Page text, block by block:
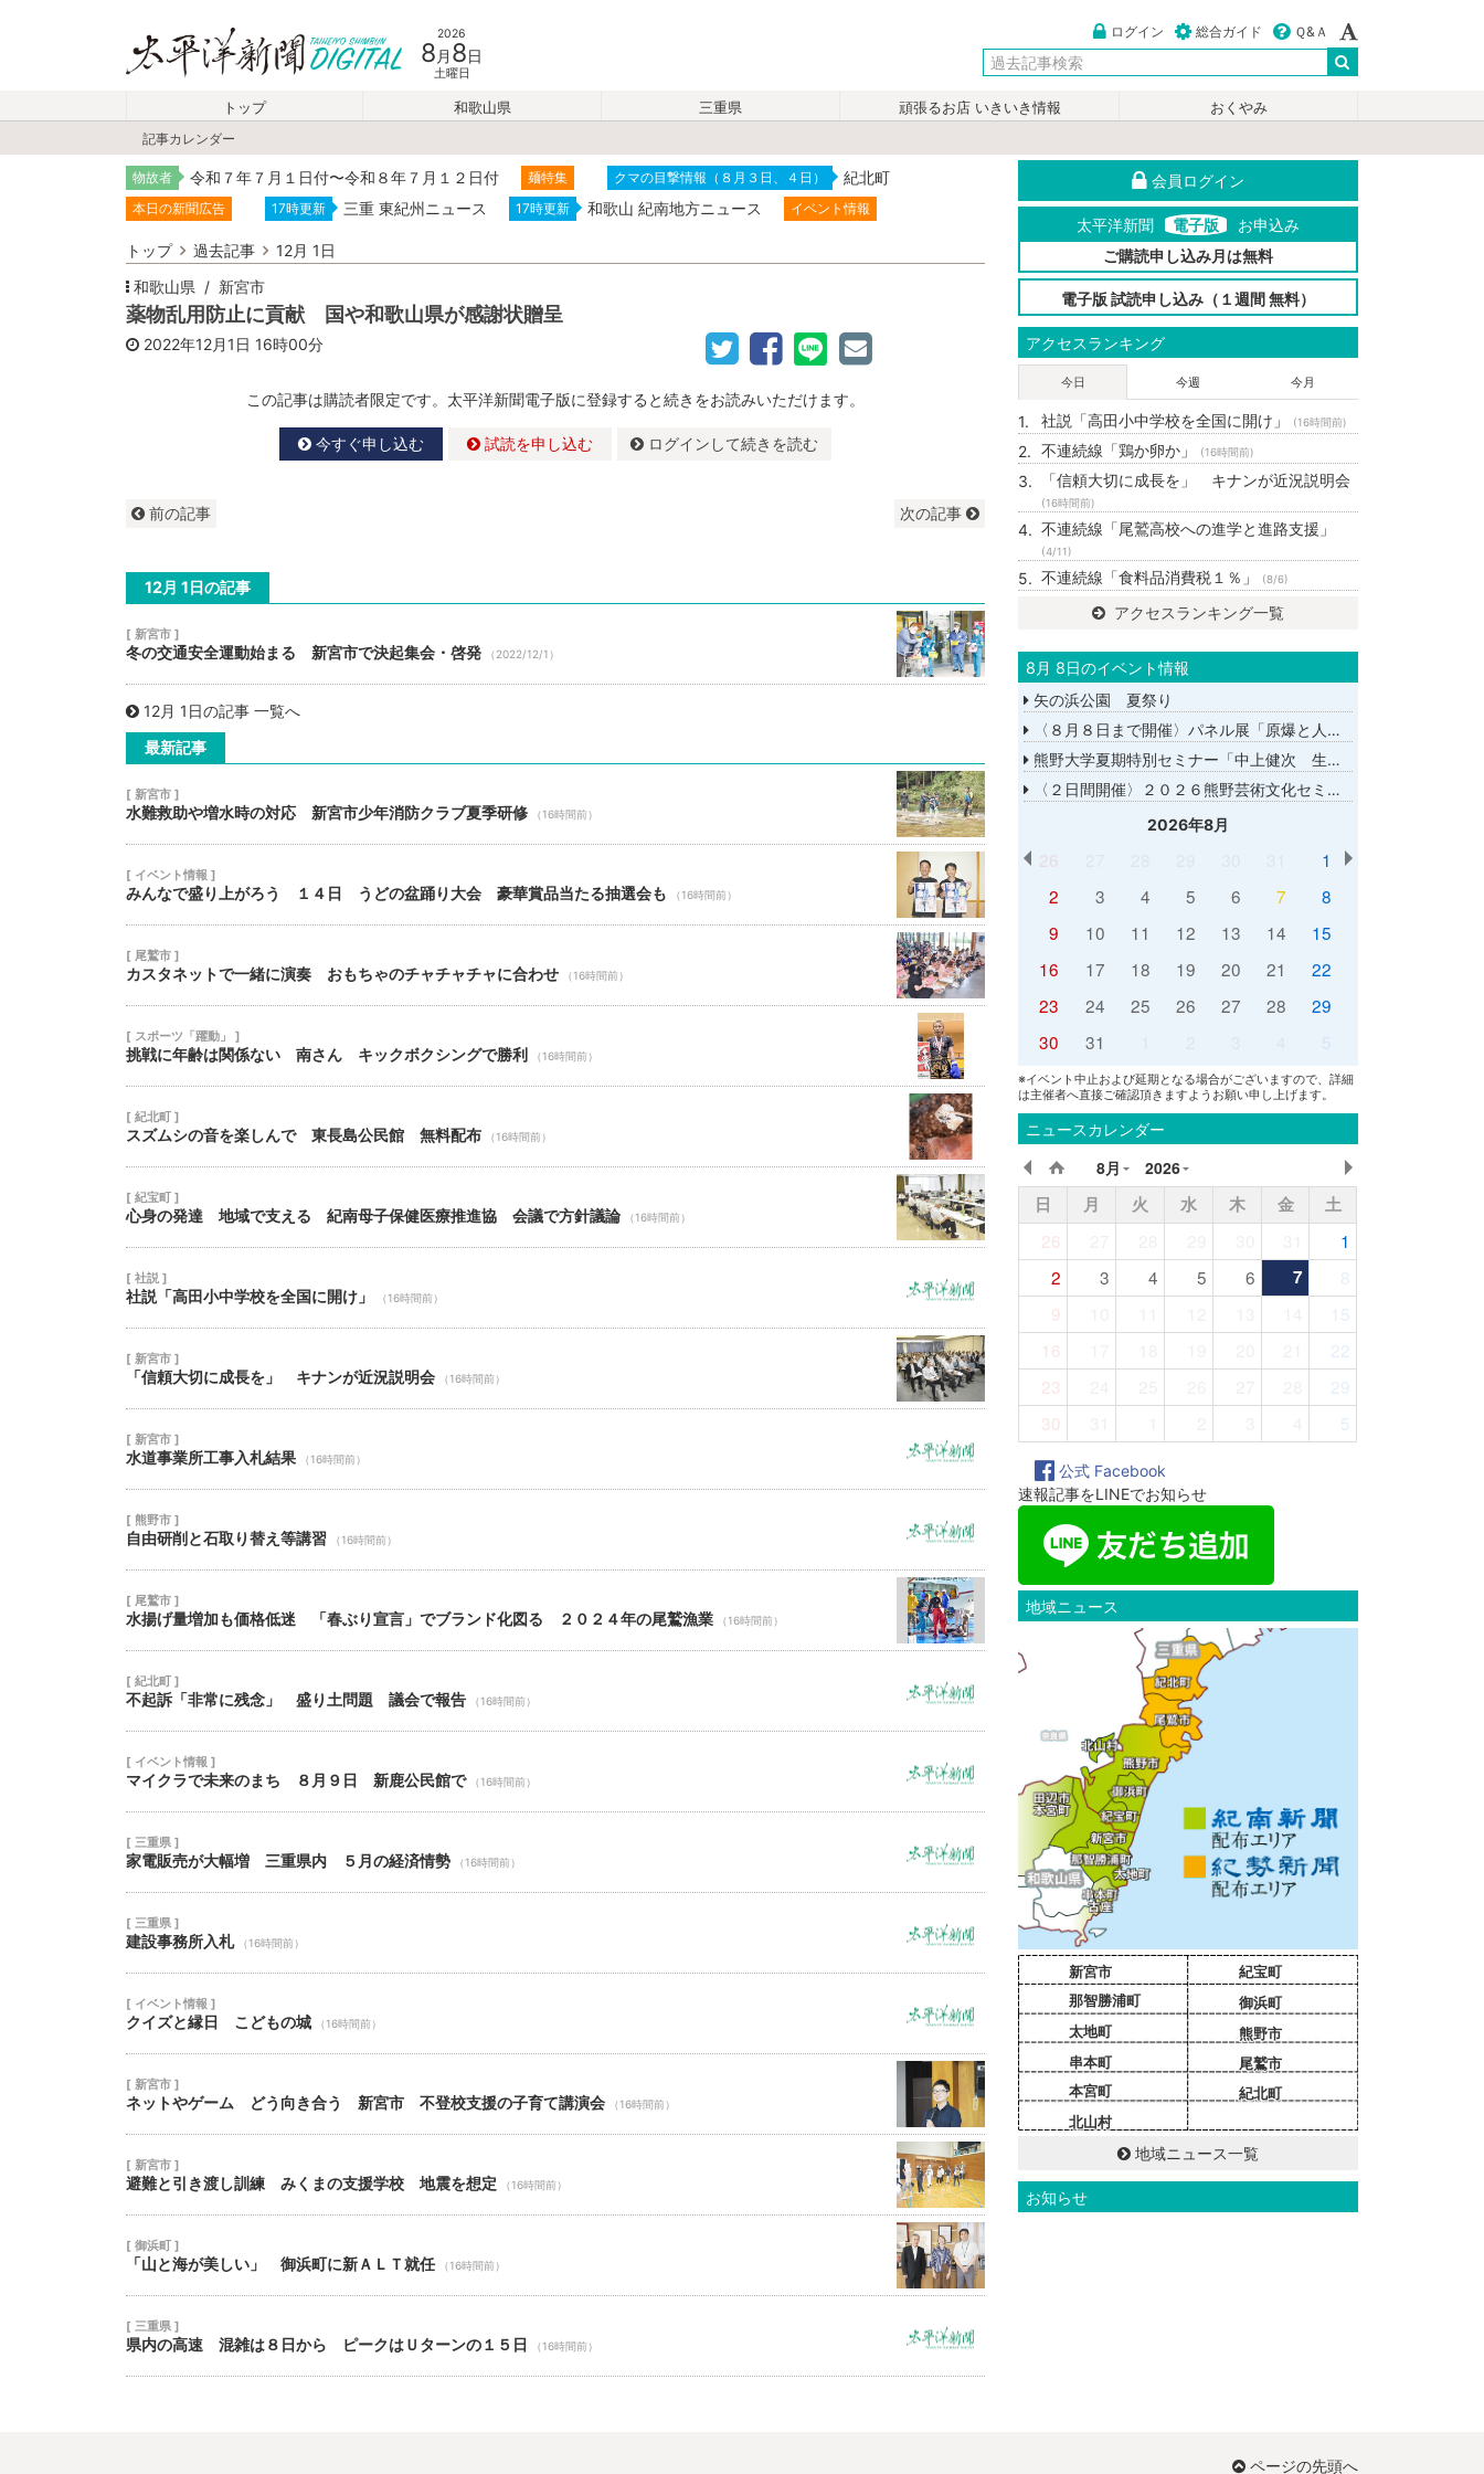
2026
8 月 8日
土曜日
ログイン 総合ガイド Ｑ&Ａ
トップ 和歌山県 三重県 頑張るお店 いきいき情報
おくやみ
記事カレンダー
物故者 令和７年７月１日付〜令和８年７月１２日付 麺特集 クマの目撃情報（８月３日、４日） 紀北町
本日の新聞広告 17時更新 三重 東紀州ニュース 17時更新 和歌山 紀南地方ニュース イベント情報
トップ 過去記事
12月 1日
和歌山県
新宮市
薬物乱用防止に貢献 国や和歌山県が感謝状贈呈
2022年12月1日 16時00分
この記事は購読者限定です。太平洋新聞電子版に登録すると続きをお読みいただけます。
今すぐ申し込む 試読を申し込む ログインして続きを読む
前の記事 次の記事
12月 1日の記事
[ 新宮市 ]
冬の交通安全運動始まる 新宮市で決起集会・啓発 （2022/12/1）
12月 1日の記事 一覧へ
最新記事
[ 新宮市 ]
水難救助や増水時の対応 新宮市少年消防クラブ夏季研修 （16時間前）
[ イベント情報 ]
みんなで盛り上がろう １４日 うどの盆踊り大会 豪華賞品当たる抽選会も （16時間前）
[ 尾鷲市 ]
カスタネットで一緒に演奏 おもちゃのチャチャチャに合わせ （16時間前）
[ スポーツ「躍動」 ]
挑戦に年齢は関係ない 南さん キックボクシングで勝利 （16時間前）
[ 紀北町 ]
スズムシの音を楽しんで 東長島公民館 無料配布 （16時間前）
[ 紀宝町 ]
心身の発達 地域で支える 紀南母子保健医療推進協 会議で方針議論 （16時間前）
[ 社説 ]
社説「高田小中学校を全国に開け」 （16時間前）
[ 新宮市 ]
「信頼大切に成長を」 キナンが近況説明会 （16時間前）
[ 新宮市 ]
水道事業所工事入札結果 （16時間前）
[ 熊野市 ]
自由研削と石取り替え等講習 （16時間前）
[ 尾鷲市 ]
水揚げ量増加も価格低迷 「春ぶり宣言」でブランド化図る ２０２４年の尾鷲漁業 （16時間前）
[ 紀北町 ]
不起訴「非常に残念」 盛り土問題 議会で報告 （16時間前）
[ イベント情報 ]
マイクラで未来のまち ８月９日 新鹿公民館で （16時間前）
[ 三重県 ]
家電販売が大幅増 三重県内 ５月の経済情勢 （16時間前）
[ 三重県 ]
建設事務所入札 （16時間前）
[ イベント情報 ]
クイズと縁日 こどもの城 （16時間前）
[ 新宮市 ]
ネットやゲーム どう向き合う 新宮市 不登校支援の子育て講演会 （16時間前）
[ 新宮市 ]
避難と引き渡し訓練 みくまの支援学校 地震を想定 （16時間前）
[ 御浜町 ]
「山と海が美しい」 御浜町に新ＡＬＴ就任 （16時間前）
[ 三重県 ]
県内の高速 混雑は８日から ピークはＵターンの１５日 （16時間前）
会員ログイン
太平洋新聞 電子版
お申込み
ご購読申し込み月は無料
電子版 試読申し込み（１週間 無料）
アクセスランキング
今日 今週 今月
社説「高田小中学校を全国に開け」 (16時間前)
不連続線「鶏か卵か」 (16時間前)
「信頼大切に成長を」 キナンが近況説明会
(16時間前)
不連続線「尾鷲高校への進学と進路支援」
(4/11)
不連続線「食料品消費税１％」 (8/6)
アクセスランキング一覧
8月 8日のイベント情報
矢の浜公園 夏祭り
〈８月８日まで開催〉パネル展「原爆と人間展」
熊野大学夏期特別セミナー「中上健次 生誕８０年－時代へのまなざし－」
〈２日間開催〉２０２６熊野芸術文化セミナー
2026年8月
26
1
2
3 4 5 6 7
8
9
10 11 12 13 14
15
16
17 18 19 20 21
22
23
24 25 26 27 28
29
30
31 5
※イベント中止および延期となる場合がございますので、詳細
は主催者へ直接ご確認頂きますようお願い申し上げます。
ニュースカレンダー
8月 2026
日 月 火 水 木 金
土
26
1
2
3 4 5 6 7
8
9
15
16
22
23
29
30
5
公式 Facebook
速報記事をLINEでお知らせ
地域ニュース
新宮市
那智勝浦町
太地町
串本町
本宮町
北山村
紀宝町
御浜町
熊野市
尾鷲市
紀北町
地域ニュース一覧
お知らせ
ページの先頭へ